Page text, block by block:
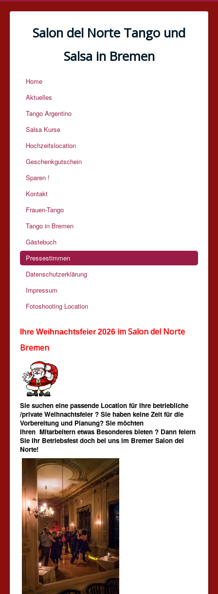
Salon del Norte Tango und
Salsa in Bremen
Home
Aktuelles
Tango Argentino
Salsa Kurse
Hochzeitslocation
Geschenkgutschein
Sparen !
Kontakt
Frauen-Tango
Tango in Bremen
Gästebuch
Pressestimmen
Datenschutzerklärung
Impressum
Fotoshooting Location
Ihre Weihnachtsfeier 2026 im Salon del Norte
Bremen
Sie suchen eine passende Location für Ihre betriebliche
/private Weihnachtsfeier ? Sie haben keine Zeit für die
Vorbereitung und Planung? Sie möchten
Ihren Mitarbeitern etwas Besonderes bieten ? Dann feiern
Sie Ihr Betriebsfest doch bei uns im Bremer Salon del
Norte!